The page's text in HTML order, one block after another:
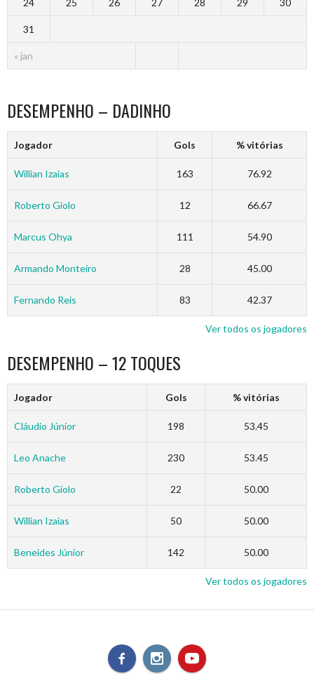
« jan
24 25 26 27 28 29 30
31
DESEMPENHO – DADINHO
Jogador Gols % vitórias
Willian Izaias 163 76.92
Roberto Giolo 12 66.67
Marcus Ohya 111 54.90
Armando Monteiro 28 45.00
Fernando Reis 83 42.37
Ver todos os jogadores
DESEMPENHO – 12 TOQUES
Jogador Gols % vitórias
Cláudio Júnior 198 53.45
Leo Anache 230 53.45
Roberto Giolo 22 50.00
Willian Izaias 50 50.00
Beneides Júnior 142 50.00
Ver todos os jogadores